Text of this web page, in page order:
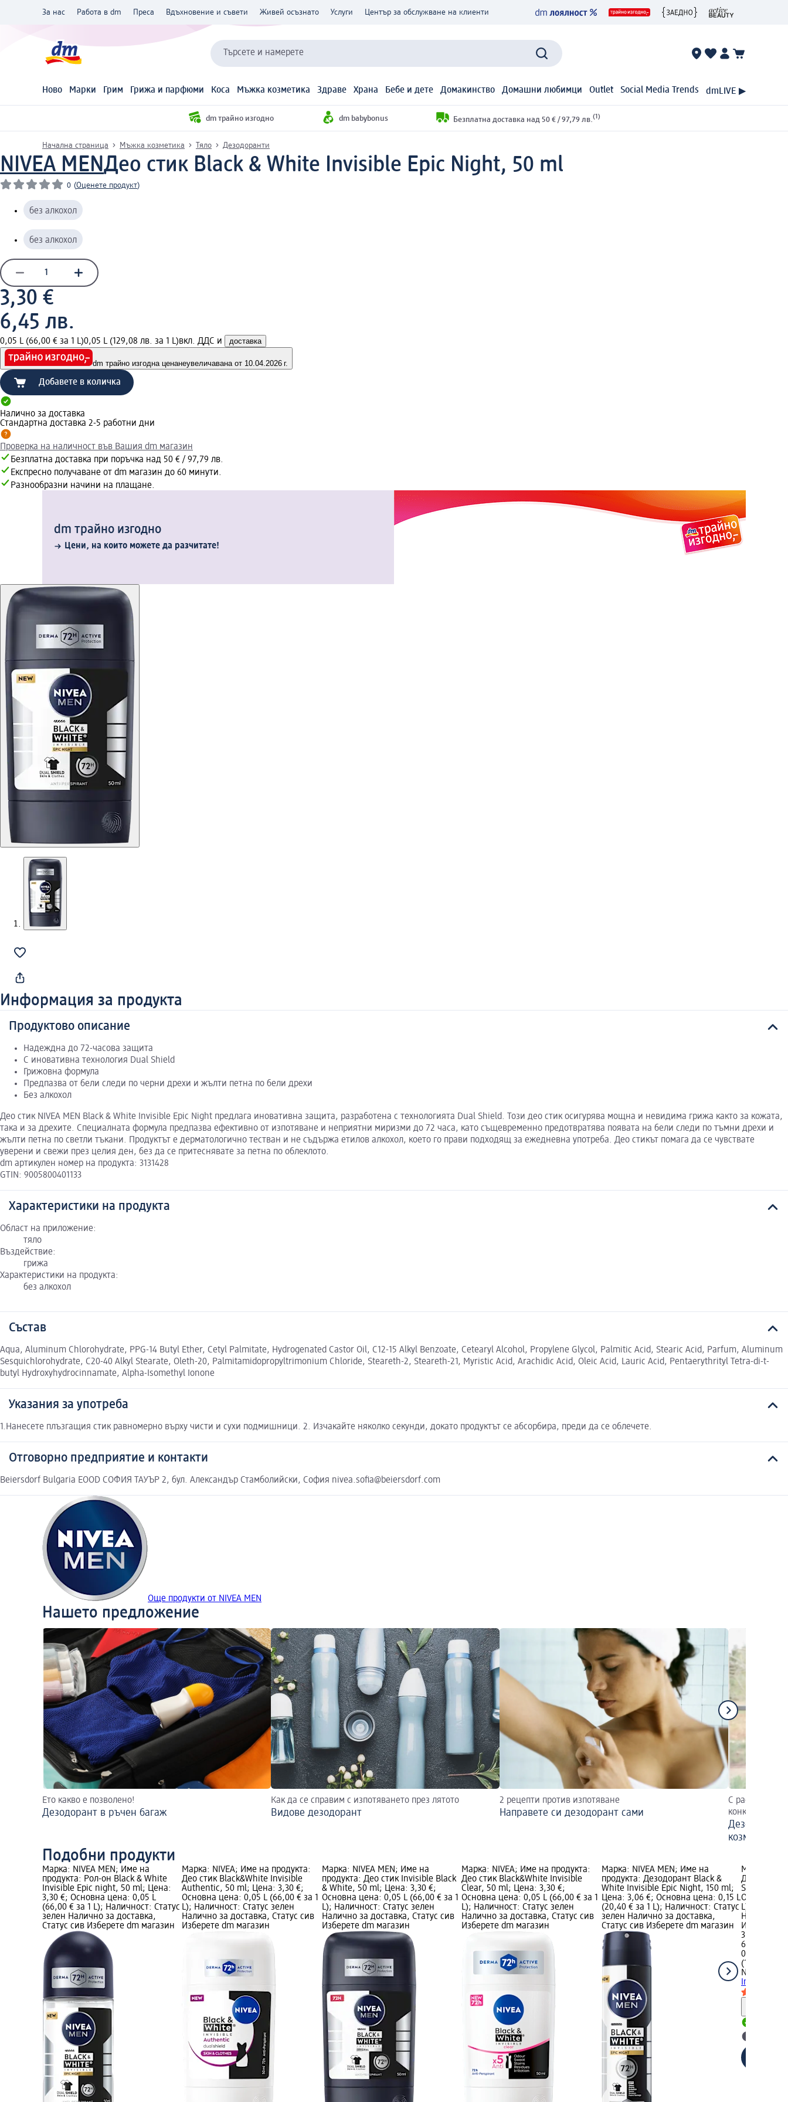
За нас Работа в dm Преса Вдъхновение и съвети Живей осъзнато Услуги Център за обслужване на клиенти
Търсете и намерете
Ново Марки Грим Грижа и парфюми Коса Мъжка козметика Здраве Храна Бебе и дете Домакинство Домашни любимци Outlet Social Media Trends dmLIVE ▶
dm трайно изгодно dm babybonus Безплатна доставка над 50 € / 97,79 лв. (1)
Начална страница Мъжка козметика Тяло Дезодоранти
NIVEA MENДео стик Black & White Invisible Epic Night, 50 ml
0 (Оценете продукт)
без алкохол
без алкохол
3,30 €
6,45 лв.
0,05 L (66,00 € за 1 L)0,05 L (129,08 лв. за 1 L)вкл. ДДС и доставка
dm трайно изгодна ценанеувеличавана от 10.04.2026 г.
Добавете в количка
Налично за доставка
Стандартна доставка 2-5 работни дни
Проверка на наличност във Вашия dm магазин
Безплатна доставка при поръчка над 50 € / 97,79 лв.
Експресно получаване от dm магазин до 60 минути.
Разнообразни начини на плащане.
dm трайно изгодно
Цени, на които можете да разчитате!
Информация за продукта
Продуктово описание
Надеждна до 72-часова защита
С иновативна технология Dual Shield
Грижовна формула
Предпазва от бели следи по черни дрехи и жълти петна по бели дрехи
Без алкохол
Део стик NIVEA MEN Black & White Invisible Epic Night предлага иновативна защита, разработена с технологията Dual Shield. Този део стик осигурява мощна и невидима грижа както за кожата,
така и за дрехите. Специалната формула предпазва ефективно от изпотяване и неприятни миризми до 72 часа, като същевременно предотвратява появата на бели следи по тъмни дрехи и
жълти петна по светли тъкани. Продуктът е дерматологично тестван и не съдържа етилов алкохол, което го прави подходящ за ежедневна употреба. Део стикът помага да се чувствате
уверени и свежи през целия ден, без да се притеснявате за петна по облеклото.
dm артикулен номер на продукта: 3131428
GTIN: 9005800401133
Характеристики на продукта
Област на приложение:
тяло
Въздействие:
грижа
Характеристики на продукта:
без алкохол
Състав
Aqua, Aluminum Chlorohydrate, PPG-14 Butyl Ether, Cetyl Palmitate, Hydrogenated Castor Oil, C12-15 Alkyl Benzoate, Cetearyl Alcohol, Propylene Glycol, Palmitic Acid, Stearic Acid, Parfum, Aluminum
Sesquichlorohydrate, C20-40 Alkyl Stearate, Oleth-20, Palmitamidopropyltrimonium Chloride, Steareth-2, Steareth-21, Myristic Acid, Arachidic Acid, Oleic Acid, Lauric Acid, Pentaerythrityl Tetra-di-t-
butyl Hydroxyhydrocinnamate, Alpha-Isomethyl Ionone
Указания за употреба
1.Нанесете плъзгащия стик равномерно върху чисти и сухи подмишници. 2. Изчакайте няколко секунди, докато продуктът се абсорбира, преди да се облечете.
Отговорно предприятие и контакти
Beiersdorf Bulgaria EOOD СОФИЯ ТАУЪР 2, бул. Александър Стамболийски, София nivea.sofia@beiersdorf.com
Още продукти от NIVEA MEN
Нашето предложение
Ето какво е позволено!
Дезодорант в ръчен багаж
Как да се справим с изпотяването през лятото
Видове дезодорант
2 рецепти против изпотяване
Направете си дезодорант сами
С растителни
конкретния
козметика
Подобни продукти
Марка: NIVEA MEN; Име на
продукта: Рол-он Black & White
Invisible Epic night, 50 ml; Цена:
3,30 €; Основна цена: 0,05 L
(66,00 € за 1 L); Наличност: Статус
зелен Налично за доставка,
Статус сив Изберете dm магазин
Марка: NIVEA; Име на продукта:
Део стик Black&White Invisible
Authentic, 50 ml; Цена: 3,30 €;
Основна цена: 0,05 L (66,00 € за 1
L); Наличност: Статус зелен
Налично за доставка, Статус сив
Изберете dm магазин
Марка: NIVEA MEN; Име на
продукта: Део стик Invisible Black
& White, 50 ml; Цена: 3,30 €;
Основна цена: 0,05 L (66,00 € за 1
L); Наличност: Статус зелен
Налично за доставка, Статус сив
Изберете dm магазин
Марка: NIVEA; Име на продукта:
Део стик Black&White Invisible
Clear, 50 ml; Цена: 3,30 €;
Основна цена: 0,05 L (66,00 € за 1
L); Наличност: Статус зелен
Налично за доставка, Статус сив
Изберете dm магазин
Марка: NIVEA MEN; Име на
продукта: Дезодорант Black &
White Invisible Epic Night, 150 ml;
Цена: 3,06 €; Основна цена: 0,15 L
(20,40 € за 1 L); Наличност: Статус
зелен Налично за доставка,
Статус сив Изберете dm магазин
Марка:
Део стик
Silky
Основна
L);
Налично
Изберете
3,30 €
6,45 лв.
0,05 L
(129,08 лв.
NIVEA
Invisible